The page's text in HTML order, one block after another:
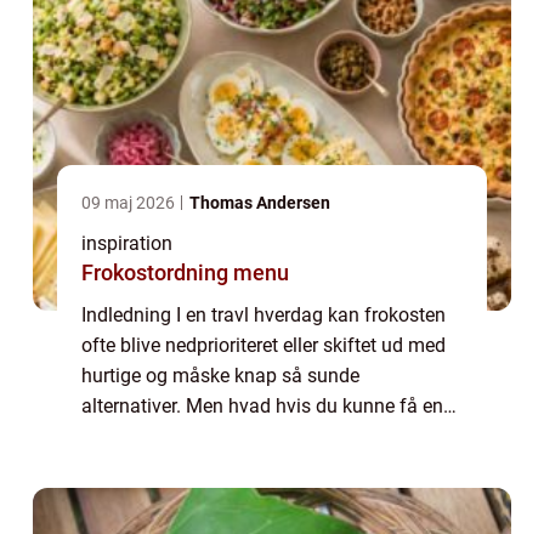
09 maj 2026 Thomas Andersen
inspiration
Frokostordning menu
Indledning I en travl hverdag kan frokosten
ofte blive nedprioriteret eller skiftet ud med
hurtige og måske knap så sunde
alternativer. Men hvad hvis du kunne få en